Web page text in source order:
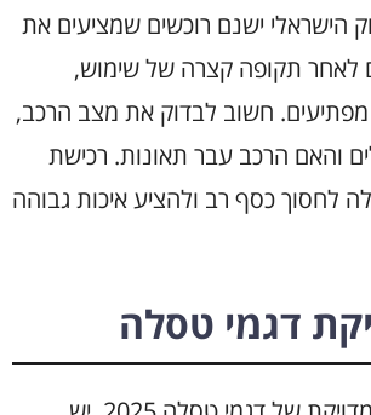
בשוק הישראלי ישנם רוכשים שמציעים את
לאחר תקופה קצרה של שימוש,
מפתיעים. חשוב לבדוק את מצב הרכב,
והאם הרכב עבר תאונות. רכישת
לחסוך כסף רב ולהציע איכות גבוהה
דגמי טסלה